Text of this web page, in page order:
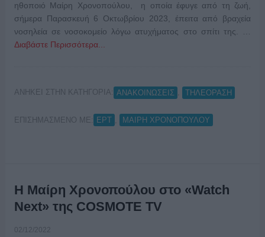
ηθοποιό Μαίρη Χρονοπούλου, η οποία έφυγε από τη ζωή,
σήμερα Παρασκευή 6 Οκτωβρίου 2023, έπειτα από βραχεία
νοσηλεία σε νοσοκομείο λόγω ατυχήματος στο σπίτι της. …
Διαβάστε Περισσότερα...
ΑΝΗΚΕΙ ΣΤΗΝ ΚΑΤΗΓΟΡΙΑ: ΑΝΑΚΟΙΝΩΣΕΙΣ ΤΗΛΕΟΡΑΣΗ
ΕΠΙΣΗΜΑΣΜΕΝΟ ΜΕ: ΕΡΤ ΜΑΙΡΗ ΧΡΟΝΟΠΟΥΛΟΥ
Η Μαίρη Χρονοπούλου στο «Watch
Next» της COSMOTE TV
02/12/2022